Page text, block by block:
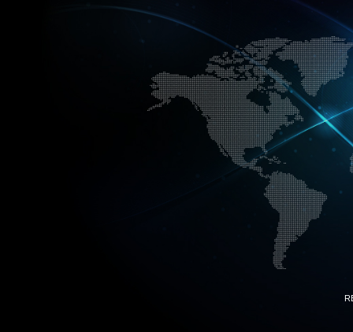
éclairage blanc led
Enseigne publicitaire
Fabriquant et distributeur français
gamme à base de LED.
led, Topledworld, top led world, top
économie énergie, edf, lumière,